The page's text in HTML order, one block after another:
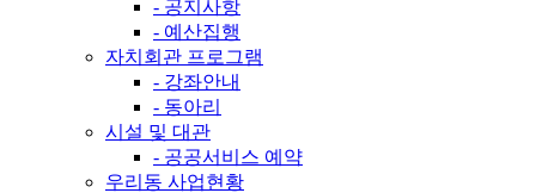
- 공지사항
- 예산집행
자치회관 프로그램
- 강좌안내
- 동아리
시설 및 대관
- 공공서비스 예약
우리동 사업현황